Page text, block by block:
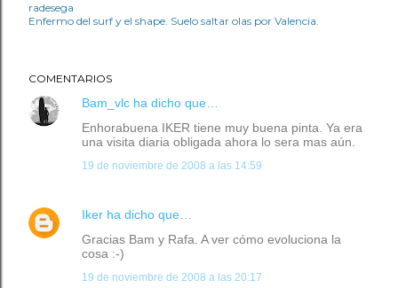
radesega
Enfermo del surf y el shape. Suelo saltar olas por Valencia.
COMENTARIOS
Bam_vlc ha dicho que…
Enhorabuena IKER tiene muy buena pinta. Ya era
una visita diaria obligada ahora lo sera mas aún.
19 de noviembre de 2008 a las 14:59
Iker ha dicho que…
Gracias Bam y Rafa. A ver cómo evoluciona la
cosa :-)
19 de noviembre de 2008 a las 20:17